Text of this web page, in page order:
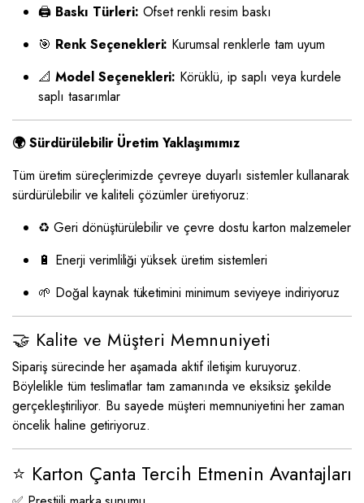
🖨️ Baskı Türleri: Ofset renkli resim baskı
🎯 Renk Seçenekleri: Kurumsal renklerle tam uyum
📐 Model Seçenekleri: Körüklü, ip saplı veya kurdele
saplı tasarımlar
🌍 Sürdürülebilir Üretim Yaklaşımımız
Tüm üretim süreçlerimizde çevreye duyarlı sistemler kullanarak
sürdürülebilir ve kaliteli çözümler üretiyoruz:
♻️ Geri dönüştürülebilir ve çevre dostu karton malzemeler
🔋 Enerji verimliliği yüksek üretim sistemleri
🌱 Doğal kaynak tüketimini minimum seviyeye indiriyoruz
🤝 Kalite ve Müşteri Memnuniyeti
Sipariş sürecinde her aşamada aktif iletişim kuruyoruz.
Böylelikle tüm teslimatlar tam zamanında ve eksiksiz şekilde
gerçekleştiriliyor. Bu sayede müşteri memnuniyetini her zaman
öncelik haline getiriyoruz.
⭐ Karton Çanta Tercih Etmenin Avantajları